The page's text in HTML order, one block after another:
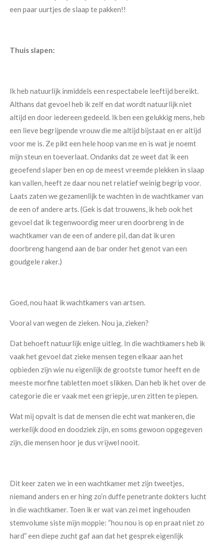
een paar uurtjes de slaap te pakken!!
Thuis slapen:
Ik heb natuurlijk inmiddels een respectabele leeftijd bereikt.
Althans dat gevoel heb ik zelf en dat wordt natuurlijk niet
altijd en door iedereen gedeeld. Ik ben een gelukkig mens, heb
een lieve begrijpende vrouw die me altijd bijstaat en er altijd
voor me is. Ze pikt een hele hoop van me en is wat je noemt
mijn steun en toeverlaat. Ondanks dat ze weet dat ik een
geoefend slaper ben en op de meest vreemde plekken in slaap
kan vallen, heeft ze daar nou net relatief weinig begrip voor.
Laats zaten we gezamenlijk te wachten in de wachtkamer van
de een of andere arts. (Gek is dat trouwens, ik heb ook het
gevoel dat ik tegenwoordig meer uren doorbreng in de
wachtkamer van de een of andere pil, dan dat ik uren
doorbreng hangend aan de bar onder het genot van een
goudgele raker.)
Goed, nou haat ik wachtkamers van artsen.
Vooral van wegen de zieken. Nou ja, zieken?
Dat behoeft natuurlijk enige uitleg. In die wachtkamers heb ik
vaak het gevoel dat zieke mensen tegen elkaar aan het
opbieden zijn wie nu eigenlijk de grootste tumor heeft en de
meeste morfine tabletten moet slikken. Dan heb ik het over de
categorie die er vaak met een griepje, uren zitten te piepen.
Wat mij opvalt is dat de mensen die echt wat mankeren, die
werkelijk dood en doodziek zijn, en soms gewoon opgegeven
zijn, die mensen hoor je dus vrijwel nooit.
Dit keer zaten we in een wachtkamer met zijn tweetjes,
niemand anders en er hing zo’n duffe penetrante dokters lucht
in die wachtkamer. Toen ik er wat van zei met ingehouden
stemvolume siste mijn moppie: “hou nou is op en praat niet zo
hard” een diepe zucht gaf aan dat het gesprek eigenlijk